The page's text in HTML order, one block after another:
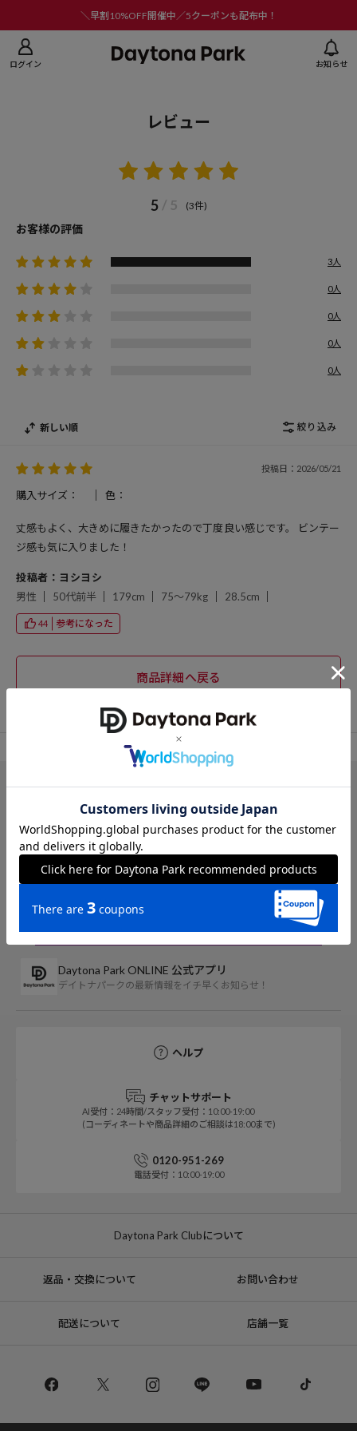
＼早割10%OFF開催中／5クーポンも配布中！
ログイン お知らせ
レビュー
5 / 5 (3件)
お客様の評価
3人
0人
0人
0人
0人
新しい順 絞り込み
投稿日：2026/05/21
購入サイズ： 色：
丈感もよく、大きめに履きたかったので丁度良い感じです。 ビンテー
ジ感も気に入りました！
投稿者：ヨシヨシ
男性
50代前半 179cm 75～79kg 28.5cm
44 参考になった
Daytona Park ONLINE 公式アプリ
デイトナパークの最新情報をイチ早くお知らせ！
ヘルプ
チャットサポート
AI受付：24時間/スタッフ受付：10:00-19:00
(コーディネートや商品詳細のご相談は18:00まで)
0120-951-269
電話受付：10:00-19:00
Daytona Park Clubについて
返品・交換について お問い合わせ
配送について 店舗一覧